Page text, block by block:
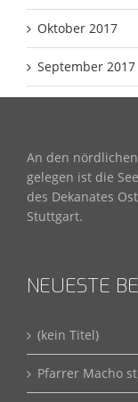
Oktober 2017
September 2017
An den
gelegen ist die
des Dekanates
Stuttgart.
NEUESTE
(kein Titel)
Pfarrer Macho